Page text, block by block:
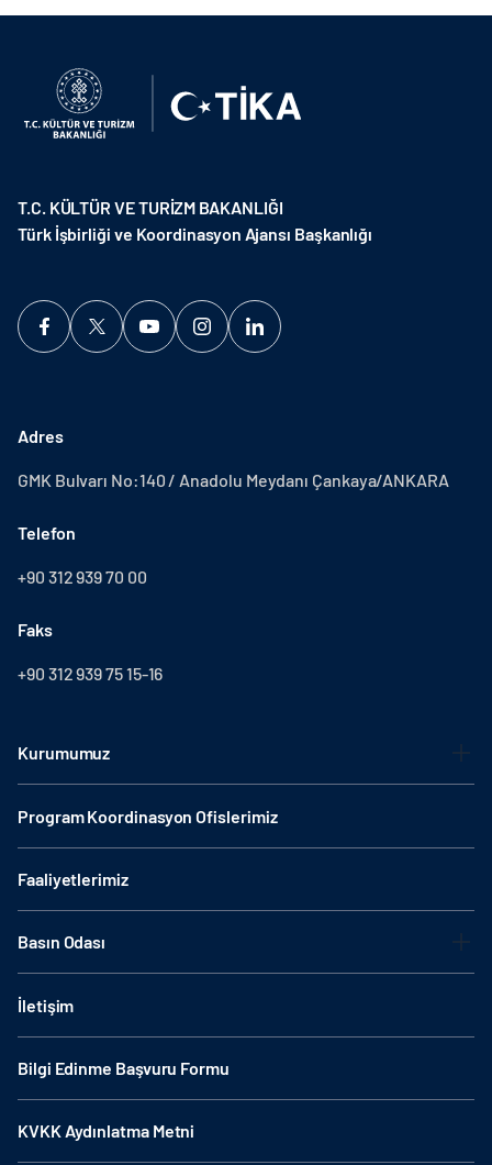
T.C. KÜLTÜR VE TURİZM BAKANLIĞI
Türk İşbirliği ve Koordinasyon Ajansı Başkanlığı
Adres
GMK Bulvarı No:140 / Anadolu Meydanı Çankaya/ANKARA
Telefon
+90 312 939 70 00
Faks
+90 312 939 75 15-16
Kurumumuz
Program Koordinasyon Ofislerimiz
Faaliyetlerimiz
Basın Odası
İletişim
Bilgi Edinme Başvuru Formu
KVKK Aydınlatma Metni